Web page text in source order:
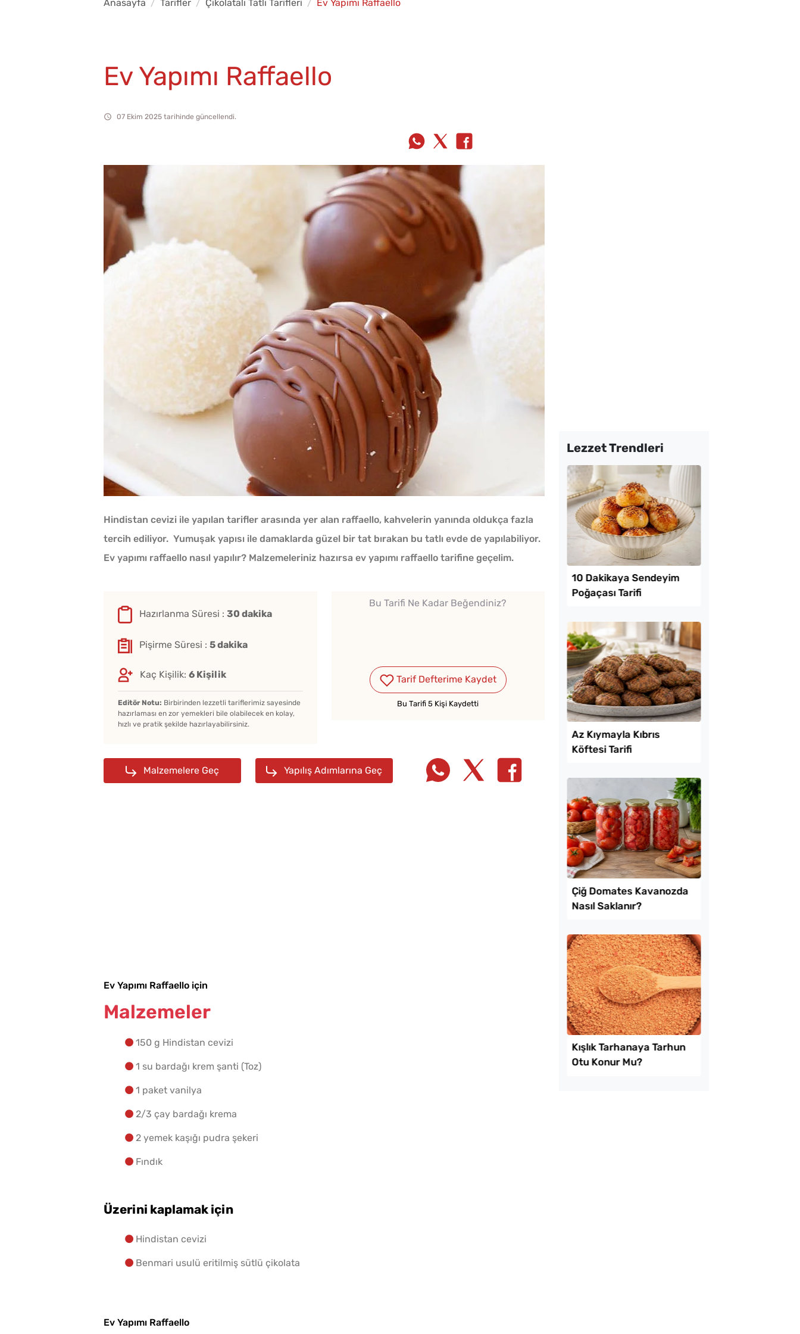
Anasayfa Tarifler Çikolatalı Tatlı Tarifleri Ev Yapımı Raffaello
Ev Yapımı Raffaello
07 Ekim 2025 tarihinde güncellendi.
Hindistan cevizi ile yapılan tarifler arasında yer alan raffaello, kahvelerin yanında oldukça fazla
tercih ediliyor. Yumuşak yapısı ile damaklarda güzel bir tat bırakan bu tatlı evde de yapılabiliyor.
Ev yapımı raffaello nasıl yapılır? Malzemeleriniz hazırsa ev yapımı raffaello tarifine geçelim.
Hazırlanma Süresi : 30 dakika
Pişirme Süresi : 5 dakika
Kaç Kişilik: 6 Kişilik
Editör Notu: Birbirinden lezzetli tariflerimiz sayesinde
hazırlaması en zor yemekleri bile olabilecek en kolay,
hızlı ve pratik şekilde hazırlayabilirsiniz.
Bu Tarifi Ne Kadar Beğendiniz?
Tarif Defterime Kaydet
Bu Tarifi 5 Kişi Kaydetti
Malzemelere Geç Yapılış Adımlarına Geç
Lezzet Trendleri
Ev Yapımı Domates Sosu
Kaç Yıl Dayanır?
Yapmanın 4 Püf Noktası
Tel Tel Ayrılan Tavada
Katmer Tarifi
Lezzetinde Borcam Tatlısı Köftesi Tarifi
Ev Yapımı Raffaello için
Malzemeler
150 g Hindistan cevizi
1 su bardağı krem şanti (Toz)
1 paket vanilya
2/3 çay bardağı krema
2 yemek kaşığı pudra şekeri
Fındık
Üzerini kaplamak için
Hindistan cevizi
Benmari usulü eritilmiş sütlü çikolata
Ev Yapımı Raffaello